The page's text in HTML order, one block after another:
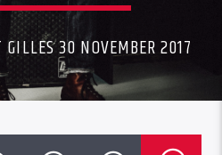
GILLES 30 NOVEMBER 2017